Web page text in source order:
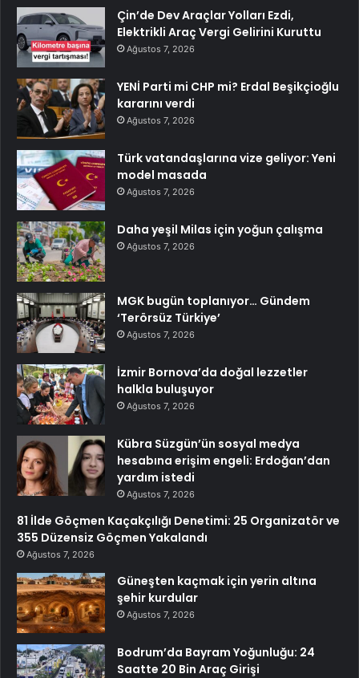
Çin’de Dev Araçlar Yolları Ezdi,
Elektrikli Araç Vergi Gelirini Kuruttu
Ağustos 7, 2026
YENİ Parti mi CHP mi? Erdal Beşikçioğlu
kararını verdi
Ağustos 7, 2026
Türk vatandaşlarına vize geliyor: Yeni
model masada
Ağustos 7, 2026
Daha yeşil Milas için yoğun çalışma
Ağustos 7, 2026
MGK bugün toplanıyor… Gündem
‘Terörsüz Türkiye’
Ağustos 7, 2026
İzmir Bornova’da doğal lezzetler
halkla buluşuyor
Ağustos 7, 2026
Kübra Süzgün’ün sosyal medya
hesabına erişim engeli: Erdoğan’dan
yardım istedi
Ağustos 7, 2026
81 İlde Göçmen Kaçakçılığı Denetimi: 25 Organizatör ve
355 Düzensiz Göçmen Yakalandı
Ağustos 7, 2026
Güneşten kaçmak için yerin altına
şehir kurdular
Ağustos 7, 2026
Bodrum’da Bayram Yoğunluğu: 24
Saatte 20 Bin Araç Girişi